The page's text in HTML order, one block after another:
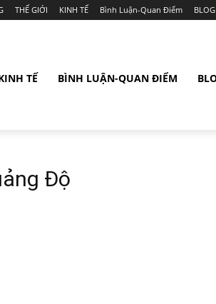
THẾ GIỚI KINH TẾ Bình Luận-Quan Điểm BLOG
TẾ BÌNH LUẬN-QUAN ĐIỂM
Độ